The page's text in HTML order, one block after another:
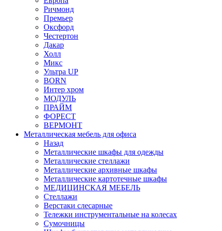
Ричмонд
Премьер
Оксфорд
Честертон
Дакар
Холл
Микс
Ультра UP
BORN
Интер хром
МОДУЛЬ
ПРАЙМ
ФОРЕСТ
ВЕРМОНТ
Металлическая мебель для офиса
Назад
Металлические шкафы для одежды
Металлические стеллажи
Металлические архивные шкафы
Металлические картотечные шкафы
МЕДИЦИНСКАЯ МЕБЕЛЬ
Стеллажи
Верстаки слесарные
Тележки инструментальные на колесах
Сумочницы